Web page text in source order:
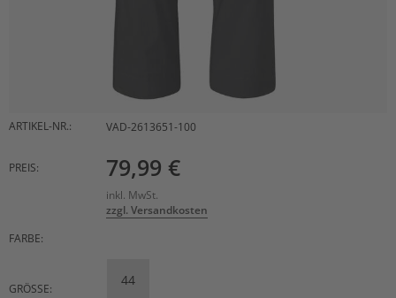
ARTIKEL-NR.: VAD-2613651-100
PREIS: 79,99 €
inkl. MwSt.
zzgl. Versandkosten
FARBE:
GRÖSSE:
44